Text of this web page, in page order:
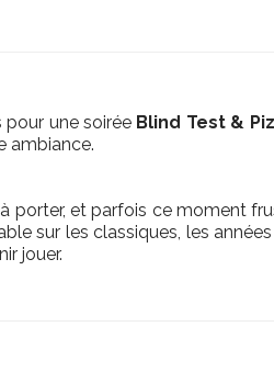
une soirée Blind Test &
ambiance.
porter, et parfois ce moment
sur les classiques, les
jouer.